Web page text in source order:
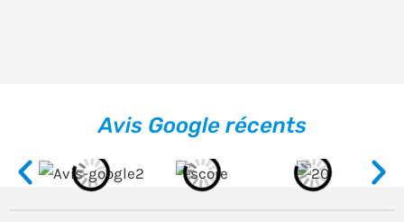
Avis Google récents